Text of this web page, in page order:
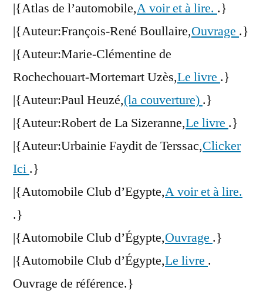
|{Atlas de l’automobile,A voir et à lire. .}
|{Auteur:François-René Boullaire,Ouvrage .}
|{Auteur:Marie-Clémentine de
Rochechouart-Mortemart Uzès,Le livre .}
|{Auteur:Paul Heuzé,(la couverture) .}
|{Auteur:Robert de La Sizeranne,Le livre .}
|{Auteur:Urbainie Faydit de Terssac,Clicker
Ici .}
|{Automobile Club d’Egypte,A voir et à lire.
.}
|{Automobile Club d’Égypte,Ouvrage .}
|{Automobile Club d’Égypte,Le livre .
Ouvrage de référence.}